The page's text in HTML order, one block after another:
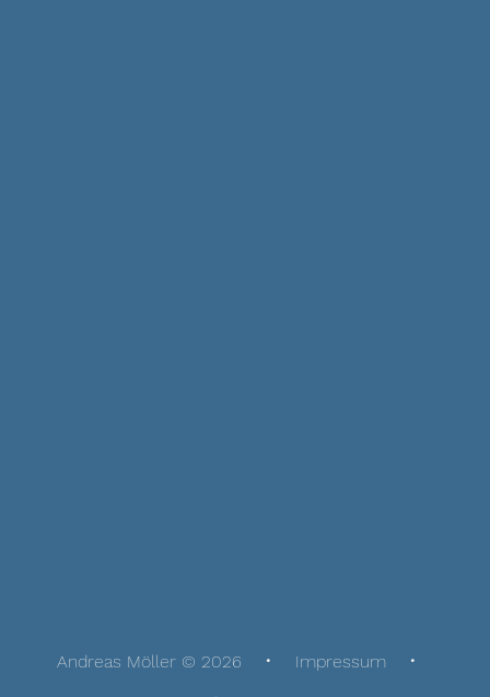
Andreas Möller © 2026
Impressum